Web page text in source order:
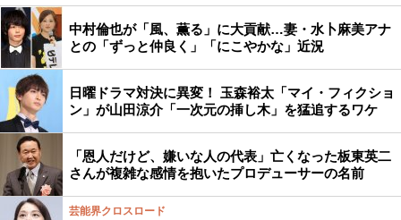
中村倫也が「風、薫る」に大貢献…妻・水卜麻美アナ
との「ずっと仲良く」「にこやかな」近況
日曜ドラマ対決に異変！ 玉森裕太「マイ・フィクショ
ン」が山田涼介「一次元の挿し木」を猛追するワケ
「恩人だけど、嫌いな人の代表」亡くなった板東英二
さんが複雑な感情を抱いたプロデューサーの名前
芸能界クロスロード